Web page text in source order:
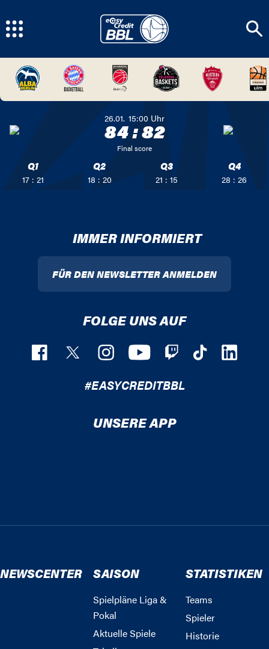
26.01. 15:00 Uhr
84:82
Final score
Q1
17 : 21
Q2
18 : 20
Q3
21 : 15
Q4
28 : 26
IMMER INFORMIERT
FÜR DEN NEWSLETTER ANMELDEN
FOLGE UNS AUF
#EASYCREDITBBL
UNSERE APP
NEWSCENTER SAISON
Spielpläne Liga &
Pokal
Aktuelle Spiele
STATISTIKEN
Teams
Spieler
Historie